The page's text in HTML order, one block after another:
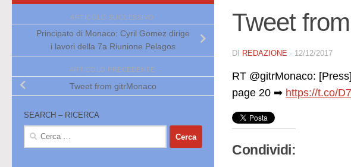
Tweet
DI REDAZIONE · 12/12/2017
RT @gitrMonaco:
page 20 ➡ https://t.co/
Condividi:
ARTICOLO SUCCESSIVO
Principato di Monaco: Cyril Gomez dirige
i lavori della 7a Riunione Pelagos
ARTICOLO PRECEDENTE
Tweet from gitrMonaco
SEARCH – RICERCA
Ricerca
per: